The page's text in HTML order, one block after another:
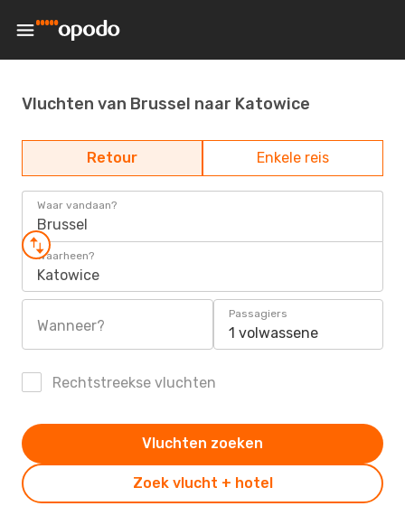
Vluchten van Brussel naar Katowice
Retour Enkele reis
Waar vandaan?
Brussel
Waarheen?
Katowice
Wanneer?
Passagiers
1 volwassene
Rechtstreekse vluchten
Zoek vlucht + hotel
Vluchten zoeken